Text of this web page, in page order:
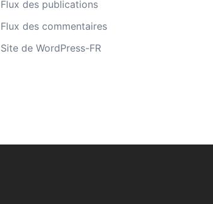
Flux des publications
Flux des commentaires
Site de WordPress-FR